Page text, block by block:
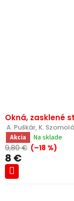
Okná, zasklené
A. Puškár, K.
Akcia
Na sklade
9,80 € (–18 %)
8 €